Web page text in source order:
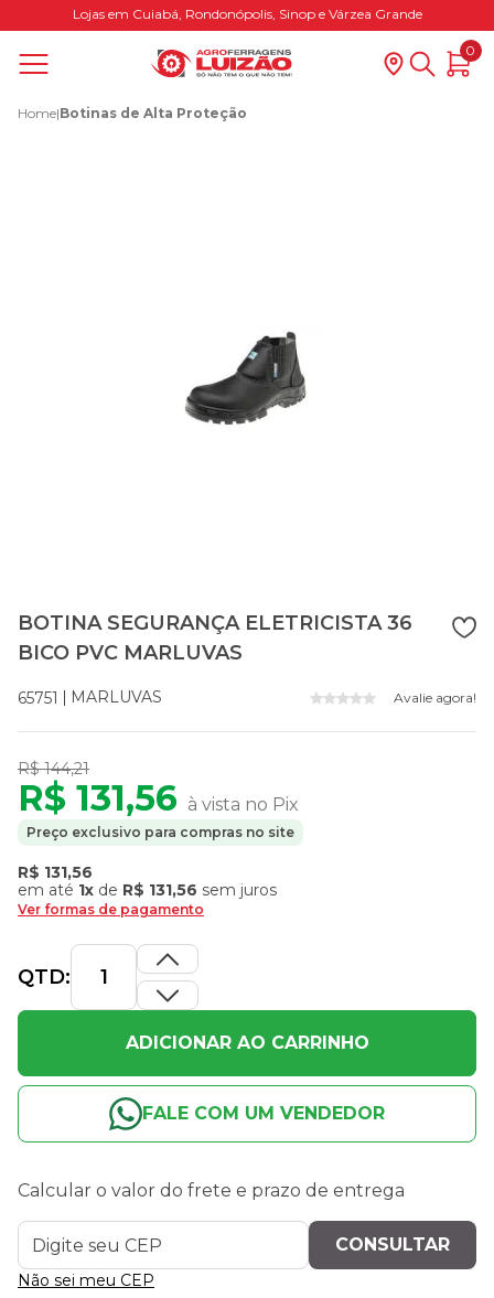
Lojas em Cuiabá, Rondonópolis, Sinop e Várzea Grande
0
Home|Botinas de Alta Proteção
BOTINA SEGURANÇA ELETRICISTA 36
BICO PVC MARLUVAS
65751 MARLUVAS Avalie agora!
R$ 144,21
R$ 131,56 à vista no Pix
Preço exclusivo para compras no site
R$ 131,56
em até 1x de R$ 131,56 sem juros
Ver formas de pagamento
QTD:
ADICIONAR AO CARRINHO
FALE COM UM VENDEDOR
Calcular o valor do frete e prazo de entrega
Não sei meu CEP